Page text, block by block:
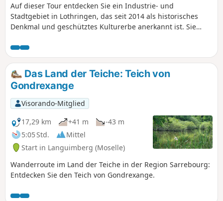
Auf dieser Tour entdecken Sie ein Industrie- und
Stadtgebiet in Lothringen, das seit 2014 als historisches
Denkmal und geschütztes Kulturerbe anerkannt ist. Sie
seiner ehemaligen Schleusen, die heute durch eine einzige,
die sogenannte „große Schleuse”, ersetzt wurden. Ein
idyllischer Spaziergang, der Wald- und Wasserlandschaften
miteinander verbindet.
Das Land der Teiche: Teich von
Gondrexange
Visorando-Mitglied
17,29 km
+41 m
-43 m
5:05 Std.
Mittel
Start in Languimberg (Moselle)
Wanderroute im Land der Teiche in der Region Sarrebourg:
Entdecken Sie den Teich von Gondrexange.